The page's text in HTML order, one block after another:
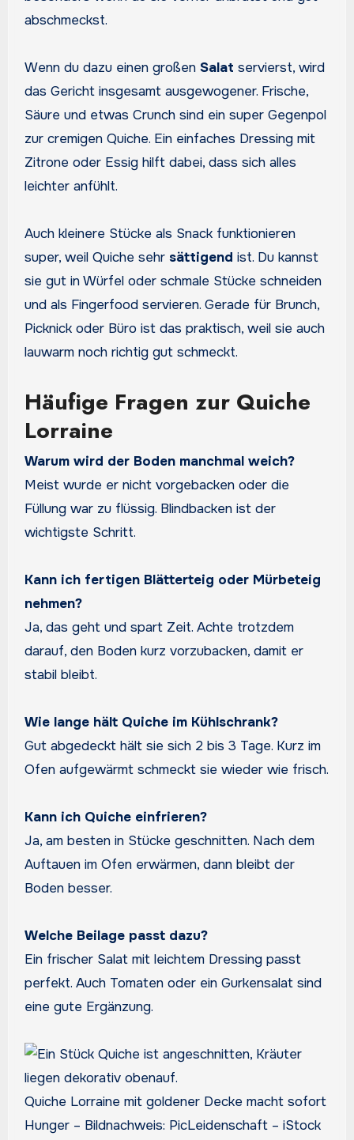
abschmeckst.
Wenn du dazu einen großen Salat servierst, wird
das Gericht insgesamt ausgewogener. Frische,
Säure und etwas Crunch sind ein super Gegenpol
zur cremigen Quiche. Ein einfaches Dressing mit
Zitrone oder Essig hilft dabei, dass sich alles
leichter anfühlt.
Auch kleinere Stücke als Snack funktionieren
super, weil Quiche sehr sättigend ist. Du kannst
sie gut in Würfel oder schmale Stücke schneiden
und als Fingerfood servieren. Gerade für Brunch,
Picknick oder Büro ist das praktisch, weil sie auch
lauwarm noch richtig gut schmeckt.
Häufige Fragen zur Quiche
Lorraine
Warum wird der Boden manchmal weich?
Meist wurde er nicht vorgebacken oder die
Füllung war zu flüssig. Blindbacken ist der
wichtigste Schritt.
Kann ich fertigen Blätterteig oder Mürbeteig
nehmen?
Ja, das geht und spart Zeit. Achte trotzdem
darauf, den Boden kurz vorzubacken, damit er
stabil bleibt.
Wie lange hält Quiche im Kühlschrank?
Gut abgedeckt hält sie sich 2 bis 3 Tage. Kurz im
Ofen aufgewärmt schmeckt sie wieder wie frisch.
Kann ich Quiche einfrieren?
Ja, am besten in Stücke geschnitten. Nach dem
Auftauen im Ofen erwärmen, dann bleibt der
Boden besser.
Welche Beilage passt dazu?
Ein frischer Salat mit leichtem Dressing passt
perfekt. Auch Tomaten oder ein Gurkensalat sind
eine gute Ergänzung.
Quiche Lorraine mit goldener Decke macht sofort
Hunger – Bildnachweis: PicLeidenschaft – iStock